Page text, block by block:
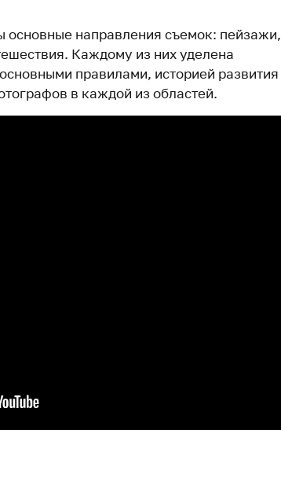
основные направления съемок: пейзажи,
Каждому из них уделена
правилами, историей развития
в каждой из областей.